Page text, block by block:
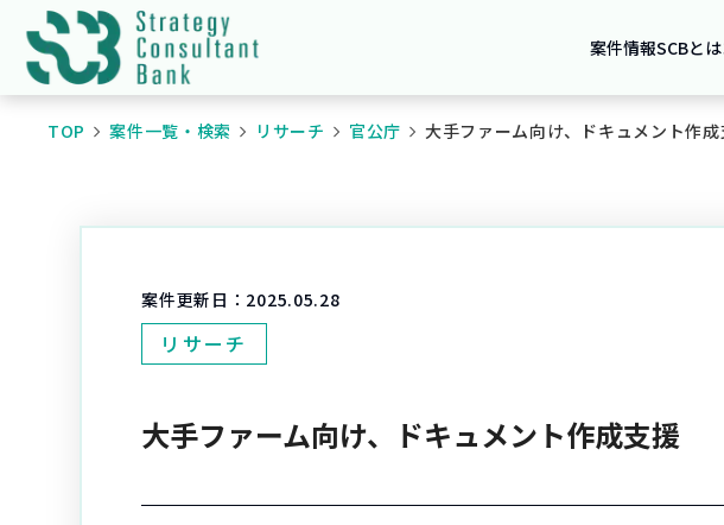
案件情報SCBとは
TOP 案件一覧・検索 リサーチ 官公庁 大手ファーム向け、ドキュメント作
案件更新日： 2025.05.28
リサーチ
大手ファーム向け、ドキュメント作成支援